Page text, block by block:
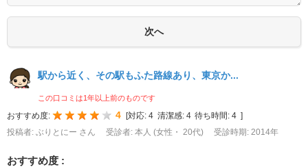
駅から近く、その駅もふた路線あり、東京か...
この口コミは1年以上前のものです
おすすめ度: 4 [対応: 4 清潔感: 4 待ち時間: 4 ]
投稿者: ぶりとにー さん
受診者: 本人 (女性・ 20代) 受診時期: 2014年
おすすめ度 :